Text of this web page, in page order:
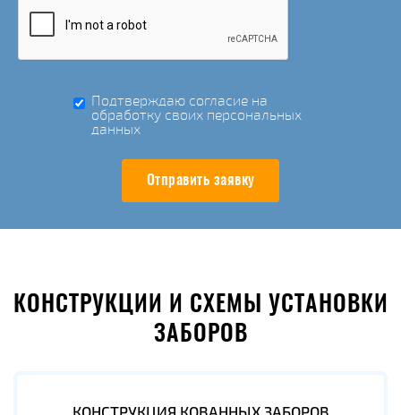
Подтверждаю согласие на
обработку своих персональных
данных
Отправить заявку
КОНСТРУКЦИИ И СХЕМЫ УСТАНОВКИ
ЗАБОРОВ